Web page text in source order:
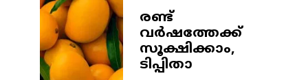
രണ്ട്
വര്‍ഷത്തേക്ക്
സൂക്ഷിക്കാം,
ടിപ്പിതാ